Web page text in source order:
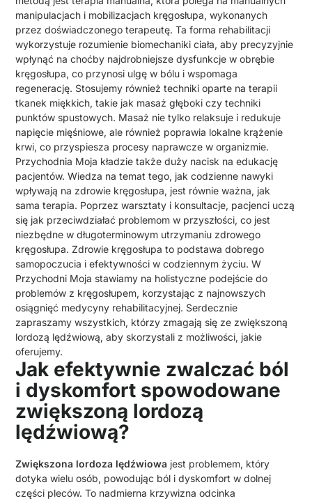
manipulacjach i mobilizacjach kręgosłupa, wykonanych
przez doświadczonego terapeutę. Ta forma rehabilitacji
wykorzystuje rozumienie biomechaniki ciała, aby precyzyjnie
wpłynąć na choćby najdrobniejsze dysfunkcje w obrębie
kręgosłupa, co przynosi ulgę w bólu i wspomaga
regenerację. Stosujemy również techniki oparte na terapii
tkanek miękkich, takie jak masaż głęboki czy techniki
punktów spustowych. Masaż nie tylko relaksuje i redukuje
napięcie mięśniowe, ale również poprawia lokalne krążenie
krwi, co przyspiesza procesy naprawcze w organizmie.
Przychodnia Moja kładzie także duży nacisk na edukację
pacjentów. Wiedza na temat tego, jak codzienne nawyki
wpływają na zdrowie kręgosłupa, jest równie ważna, jak
sama terapia. Poprzez warsztaty i konsultacje, pacjenci uczą
się jak przeciwdziałać problemom w przyszłości, co jest
niezbędne w długoterminowym utrzymaniu zdrowego
kręgosłupa. Zdrowie kręgosłupa to podstawa dobrego
samopoczucia i efektywności w codziennym życiu. W
Przychodni Moja stawiamy na holistyczne podejście do
problemów z kręgosłupem, korzystając z najnowszych
osiągnięć medycyny rehabilitacyjnej. Serdecznie
zapraszamy wszystkich, którzy zmagają się ze zwiększoną
lordozą lędźwiową, aby skorzystali z możliwości, jakie
oferujemy.
Jak efektywnie zwalczać ból
i dyskomfort spowodowane
zwiększoną lordozą
lędźwiową?
Zwiększona lordoza lędźwiowa jest problemem, który
dotyka wielu osób, powodując ból i dyskomfort w dolnej
części pleców. To nadmierna krzywizna odcinka